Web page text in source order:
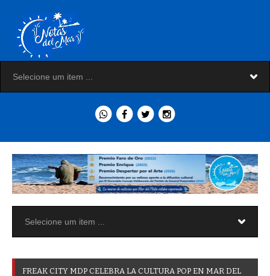
FREAK CITY MDP CELEBRA LA CULTURA POP EN MAR DEL